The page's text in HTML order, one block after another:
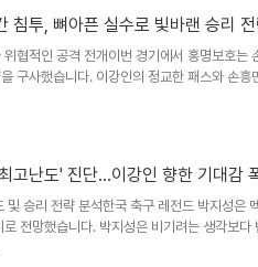
피지컬에 대한 분석을 바탕으로 전술적 준비를
및 고지대 적응 변수남아공과의 최종전은 조
침투, 뼈아픈 실수로 빛바랜 승리 전
협적인 공격 전개이번 경기에서 홍명보호는
구사했습니다. 이강인의 정교한 패스와 손흥
이 여러 차례 연출되었습니다. 이러한 공격 전
전술적인 우위보다는 승부처에서의 집중력
결과의 대비손흥민과 이강인을 활용한 공간
고난도' 진단...이강인 향한 기대감
및 승리 전략 분석한국 축구 레전드 박지성은
전망했습니다. 박지성은 비기려는 생각보다
야 좋은 결과를 얻을 수 있다고 강조했습니다.